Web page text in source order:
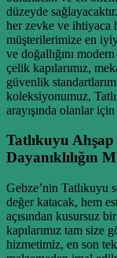
düzeyde
her zevke ve ihtiyaca
müşterilerimize en
ve doğallığını
çelik kapılarımız,
güvenlik
koleksiyonumuz,
arayışında olanlar
Tatlıkuyu
Dayanıklılığın
Gebze’nin Tatlıkuyu
değer katacak, hem
açısından kusursuz
kapılarımız tam size
hizmetimiz, en son